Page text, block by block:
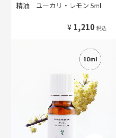
精油 ユーカリ・レモン 5ml
¥ 1,210 税込